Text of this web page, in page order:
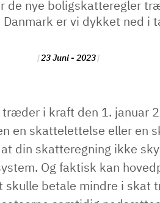
de nye boligskatteregler
er vi dykket ned i
23 Juni - 2023
i kraft den 1. januar
en skattelettelse eller en
din skatteregning ikke
Og faktisk kan
skulle betale mindre i skat